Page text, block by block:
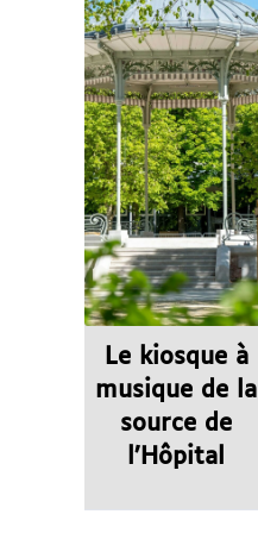
Le kiosque à
musique de la
source de
l’Hôpital